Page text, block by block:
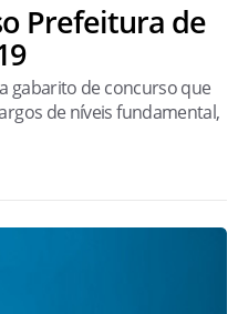
Prefeitura de
gabarito de concurso que
de níveis fundamental,